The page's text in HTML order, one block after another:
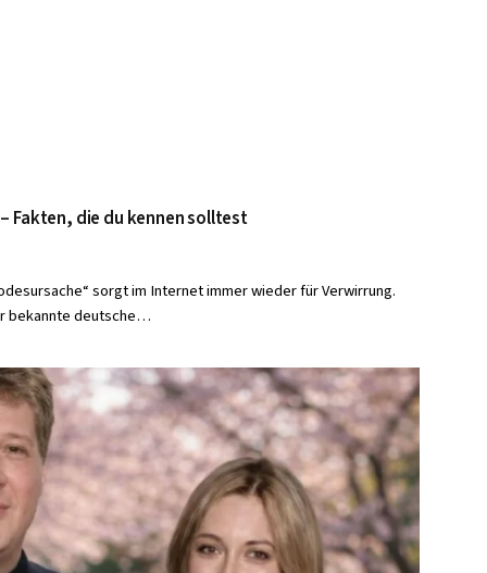
Fakten, die du kennen solltest
sorgt im Internet immer wieder für Verwirrung.
bekannte deutsche…